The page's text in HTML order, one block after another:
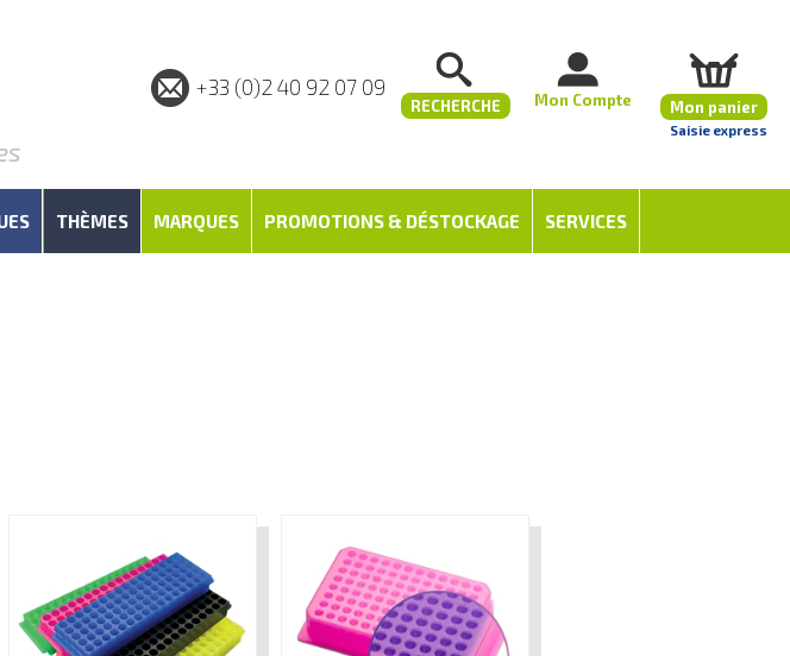
+33 (0)2 40 92 07 09
RECHERCHE Mon Compte Mon panier
Saisie express
THÈMES MARQUES PROMOTIONS & DÉSTOCKAGE SERVICES